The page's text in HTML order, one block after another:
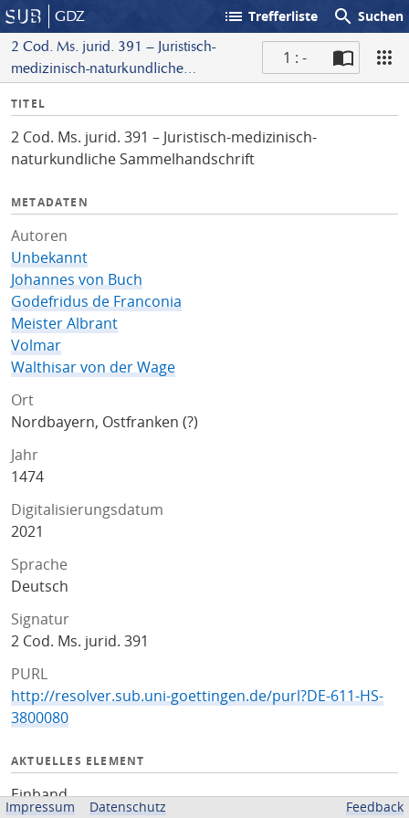
GDZ list Trefferliste search Suchen
2 Cod. Ms. jurid. 391 – Juristisch-
medizinisch-naturkundliche
1 : -
I
f
o
TITEL
2 Cod. Ms. jurid. 391 – Juristisch-medizinisch-
naturkundliche Sammelhandschrift
METADATEN
Autoren
Unbekannt
Johannes von Buch
Godefridus de Franconia
Meister Albrant
Volmar
Walthisar von der Wage
Ort
Nordbayern, Ostfranken (?)
Jahr
1474
Digitalisierungsdatum
2021
Sprache
Deutsch
Signatur
2 Cod. Ms. jurid. 391
PURL
http://resolver.sub.uni-goettingen.de/purl?DE-611-HS-
3800080
AKTUELLES ELEMENT
Einband
Impressum Datenschutz Feedback